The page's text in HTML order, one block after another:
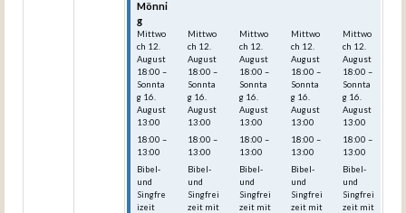
Mönni
g
Mittwo
ch 12.
August
18:00 –
Sonnta
g 16.
August
13:00
18:00 –
13:00
Bibel-
und
Singfre
izeit
Mittwo
ch 12.
August
18:00 –
Sonnta
g 16.
August
13:00
18:00 –
13:00
Bibel-
und
Singfrei
zeit mit
Mittwo
ch 12.
August
18:00 –
Sonnta
g 16.
August
13:00
18:00 –
13:00
Bibel-
und
Singfrei
zeit mit
Mittwo
ch 12.
August
18:00 –
Sonnta
g 16.
August
13:00
18:00 –
13:00
Bibel-
und
Singfrei
zeit mit
Mittwo
ch 12.
August
18:00 –
Sonnta
g 16.
August
13:00
18:00 –
13:00
Bibel-
und
Singfrei
zeit mit